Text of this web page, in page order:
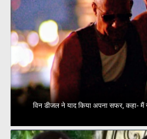
विन डीजल ने याद किया अपना सफर, कहा- मैं